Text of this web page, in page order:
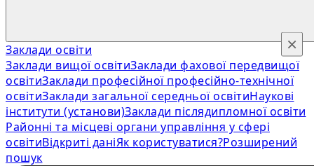
Заклади освіти
Заклади вищої освітиЗаклади фахової передвищої
освітиЗаклади професійної професійно-технічної
освітиЗаклади загальної середньої освітиНаукові
інститути (установи)Заклади післядипломної освіти
Районні та місцеві органи управління у сфері
освітиВідкриті даніЯк користуватися?Розширений
пошук
×